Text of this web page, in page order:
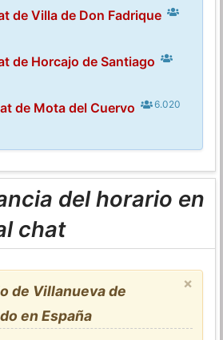
de Villa de Don Fadrique
de Horcajo de Santiago
de Mota del Cuervo
6.020
del horario en
chat
×
de Villanueva de
en España